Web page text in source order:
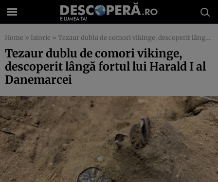
Home » Istorie » Tezaur dublu de comori vikinge, descoperit lângă fortul lui Harald I al Danemarcei
Tezaur dublu de comori vikinge,
descoperit lângă fortul lui Harald I al
Danemarcei